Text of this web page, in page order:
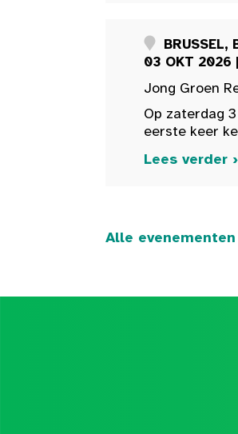
BRUSSEL,
03 OKT 2026
Jong Groen
Op zaterdag
eerste keer
Lees verder ›
Alle evenementen